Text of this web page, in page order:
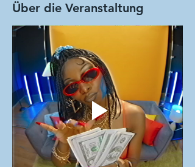
Über die Veranstaltung